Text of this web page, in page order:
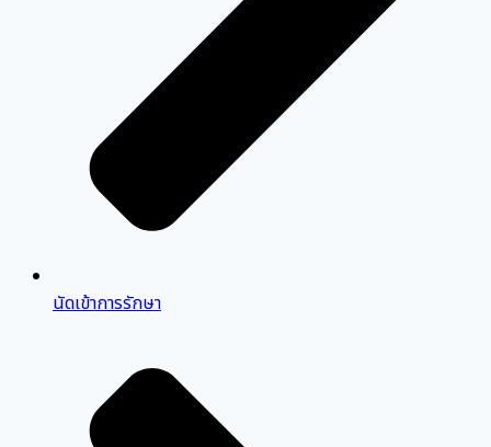
นัดเข้าการรักษา